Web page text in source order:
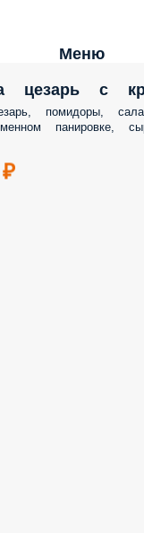
Меню
с
помидоры,
панировке,